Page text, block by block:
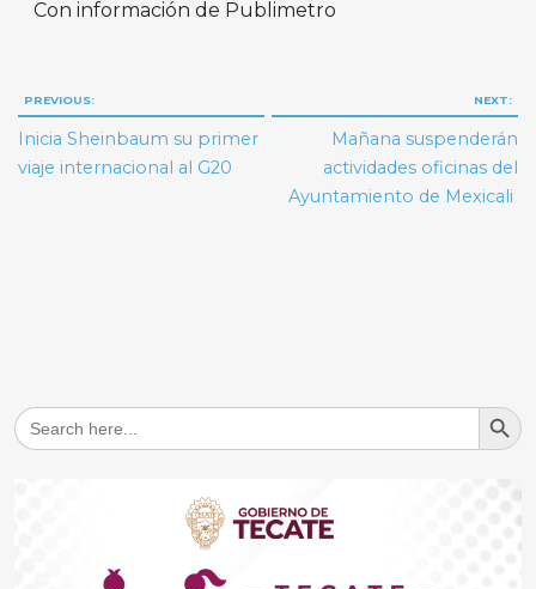
Con información de Publimetro
Navegación
de
entradas
PREVIOUS:
Inicia Sheinbaum su primer
viaje internacional al G20
NEXT:
Mañana suspenderán
actividades oficinas del
Ayuntamiento de Mexicali
Search
for:
Search